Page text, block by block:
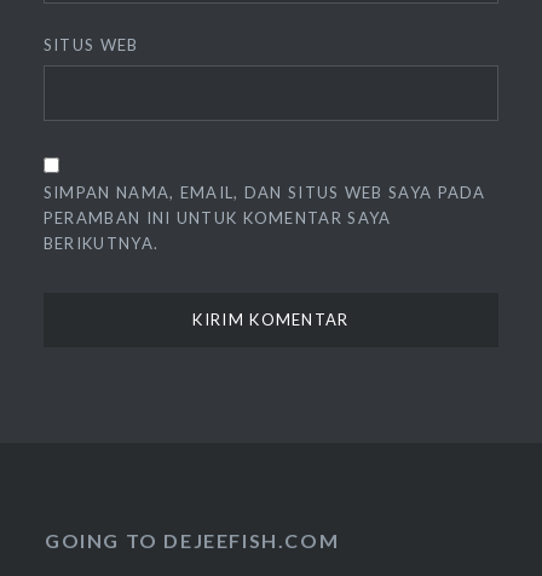
SITUS WEB
SIMPAN NAMA, EMAIL, DAN SITUS WEB SAYA PADA
PERAMBAN INI UNTUK KOMENTAR SAYA
BERIKUTNYA.
GOING TO DEJEEFISH.COM